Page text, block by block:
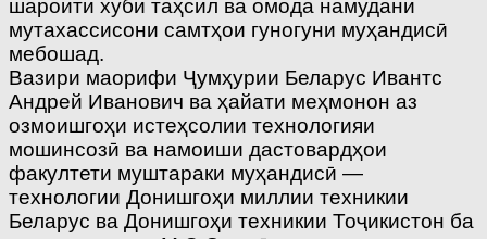
шароити хуби таҳсил ва омода намудани
мутахассисони самтҳои гуногуни муҳандисӣ
мебошад.
Вазири маорифи Ҷумҳурии Беларус Ивантс
Андрей Иванович ва ҳайати меҳмонон аз
озмоишгоҳи истеҳсолии технологияи
мошинсозӣ ва намоиши дастовардҳои
факултети муштараки муҳандисӣ —
технологии Донишгоҳи миллии техникии
Беларус ва Донишгоҳи техникии Тоҷикистон ба